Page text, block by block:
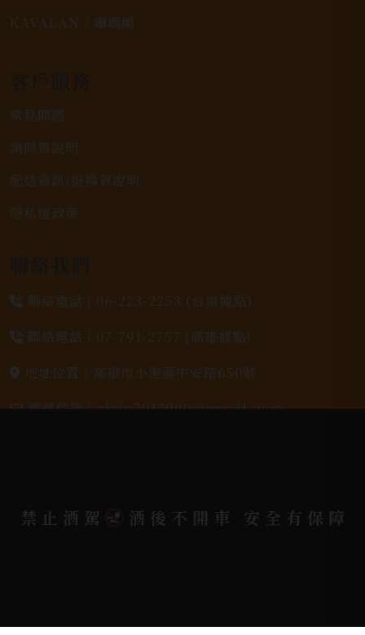
KAVALAN / 噶瑪蘭
常見問題
詢問單說明
配送資訊/退換貨說明
隱私權政策
聯絡電話 | 06-223-2253 (台南據點)
聯絡電話 | 07-791-2757 (高雄據點)
地址位置 | 高雄市小港區中安路650號
電郵信箱 |yixin7917909@gmail.com
2026. All rights reserved.
Designed By
Bondlink
禁止酒駕 酒後不開車 安全有保障